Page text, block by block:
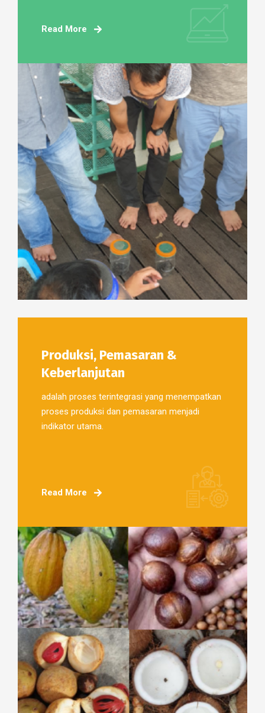
Read More
Produksi, Pemasaran &
Keberlanjutan
adalah proses terintegrasi yang menempatkan
proses produksi dan pemasaran menjadi
indikator utama.
Read More